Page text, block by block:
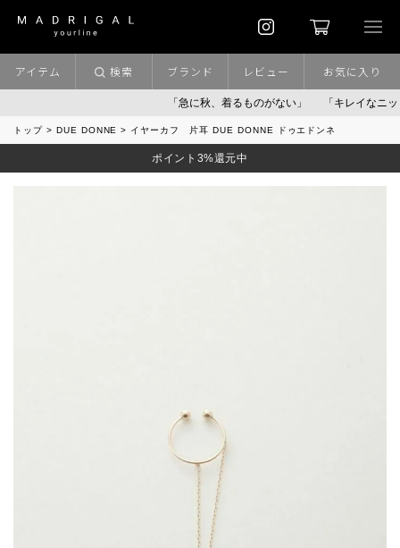
「急に秋、着るものがない」 「キレイなニット」
アイテム 検索 ブランド レビュー お気に入り
トップ DUE DONNE イヤーカフ 片耳 DUE DONNE ドゥエドンネ
ポイント3%還元中